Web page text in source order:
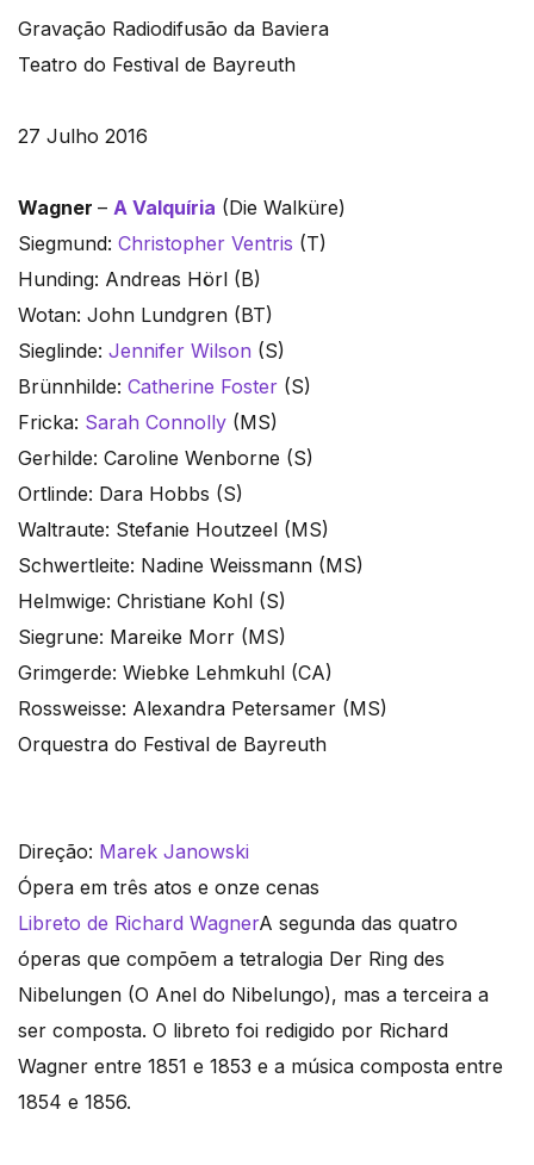
Gravação Radiodifusão da Baviera
Teatro do Festival de Bayreuth
27 Julho 2016
Wagner – A Valquíria (Die Walküre)
Siegmund: Christopher Ventris (T)
Hunding: Andreas Hörl (B)
Wotan: John Lundgren (BT)
Sieglinde: Jennifer Wilson (S)
Brünnhilde: Catherine Foster (S)
Fricka: Sarah Connolly (MS)
Gerhilde: Caroline Wenborne (S)
Ortlinde: Dara Hobbs (S)
Waltraute: Stefanie Houtzeel (MS)
Schwertleite: Nadine Weissmann (MS)
Helmwige: Christiane Kohl (S)
Siegrune: Mareike Morr (MS)
Grimgerde: Wiebke Lehmkuhl (CA)
Rossweisse: Alexandra Petersamer (MS)
Orquestra do Festival de Bayreuth
Direção: Marek Janowski
Ópera em três atos e onze cenas
Libreto de Richard WagnerA segunda das quatro
óperas que compõem a tetralogia Der Ring des
Nibelungen (O Anel do Nibelungo), mas a terceira a
ser composta. O libreto foi redigido por Richard
Wagner entre 1851 e 1853 e a música composta entre
1854 e 1856.